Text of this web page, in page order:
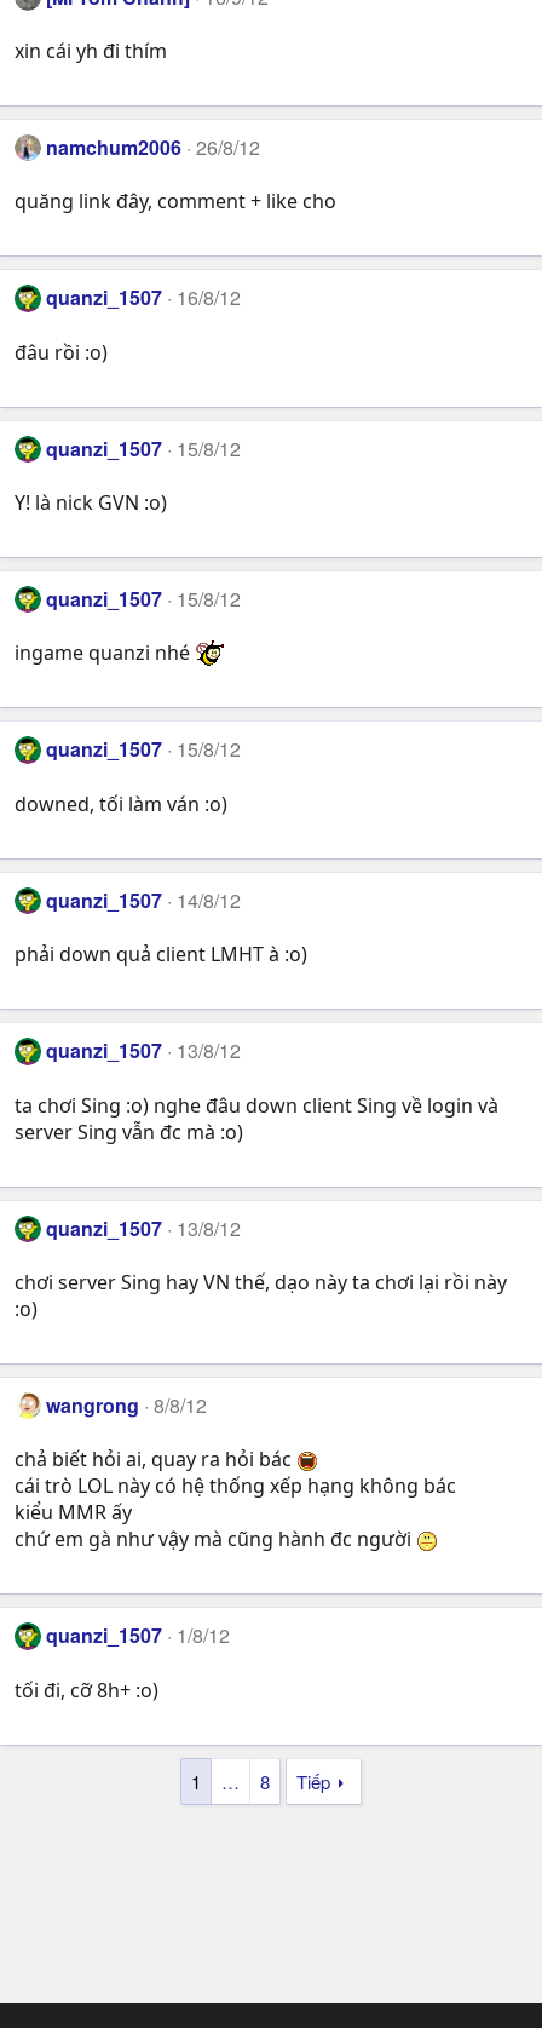
xin cái yh đi thím
namchum2006 26/8/12
quăng link đây, comment + like cho
quanzi_1507 16/8/12
đâu rồi :o)
quanzi_1507 15/8/12
Y! là nick GVN :o)
quanzi_1507 15/8/12
ingame quanzi nhé
quanzi_1507 15/8/12
downed, tối làm ván :o)
quanzi_1507 14/8/12
phải down quả client LMHT à :o)
quanzi_1507 13/8/12
ta chơi Sing :o) nghe đâu down client Sing về login và
server Sing vẫn đc mà :o)
quanzi_1507 13/8/12
chơi server Sing hay VN thế, dạo này ta chơi lại rồi này
:o)
wangrong 8/8/12
chả biết hỏi ai, quay ra hỏi bác
cái trò LOL này có hệ thống xếp hạng không bác
kiểu MMR ấy
chứ em gà như vậy mà cũng hành đc người
quanzi_1507 1/8/12
tối đi, cỡ 8h+ :o)
1 … 8 Tiếp